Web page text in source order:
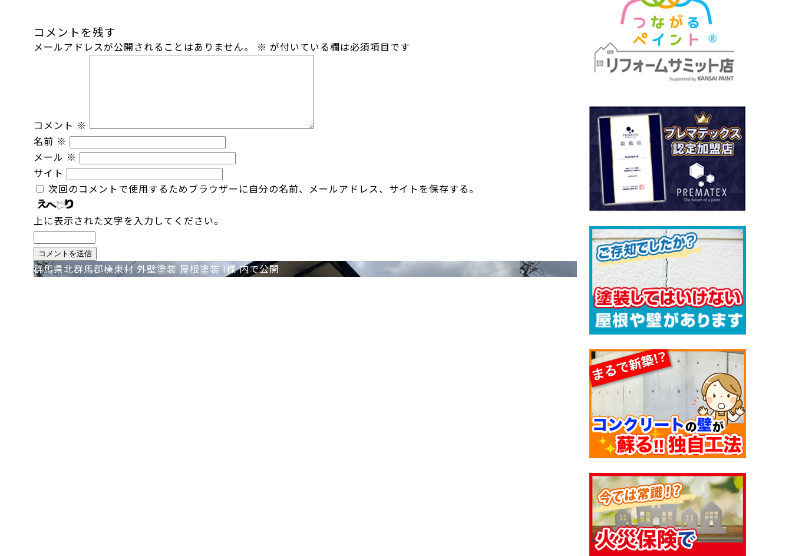
コメントを残す
メールアドレスが公開されることはありません。 ※ が付いている欄は必須項目です
コメント ※
名前 ※
メール ※
サイト
次回のコメントで使用するためブラウザーに自分の名前、メールアドレス、サイトを保存する。
上に表示された文字を入力してください。
投
群馬県北群馬郡榛東村 外壁塗装 屋根塗装 I様 内で公開